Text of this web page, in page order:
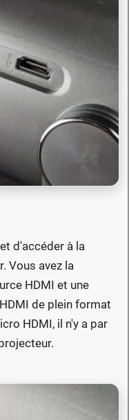
d'accéder à la
Vous avez la
HDMI et une
de plein format
HDMI, il n'y a par